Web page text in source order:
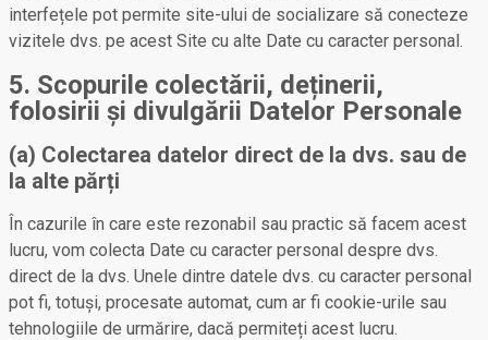
interfețele pot permite site-ului de socializare să conecteze
vizitele dvs. pe acest Site cu alte Date cu caracter personal.
5. Scopurile colectării, deținerii,
folosirii și divulgării Datelor Personale
(a) Colectarea datelor direct de la dvs. sau de
la alte părți
În cazurile în care este rezonabil sau practic să facem acest
lucru, vom colecta Date cu caracter personal despre dvs.
direct de la dvs. Unele dintre datele dvs. cu caracter personal
pot fi, totuși, procesate automat, cum ar fi cookie-urile sau
tehnologiile de urmărire, dacă permiteți acest lucru.